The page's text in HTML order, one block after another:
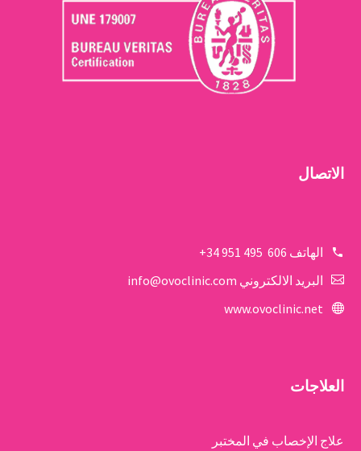
الاتصال
الهاتف 606 495 951 34+
البريد الالكتروني info@ovoclinic.com
www.ovoclinic.net
العلاجات
علاج الإخصاب في المختبر